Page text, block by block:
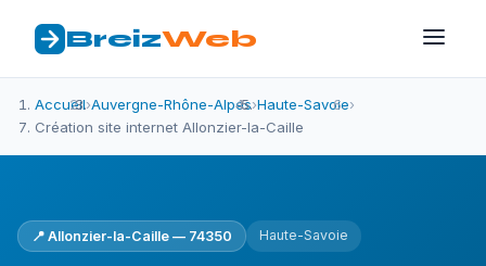
BreizWeb
Accueil›Auvergne-Rhône-Alpes›Haute-Savoie›
Création site internet Allonzier-la-Caille
📍 Allonzier-la-Caille — 74350 Haute-Savoie